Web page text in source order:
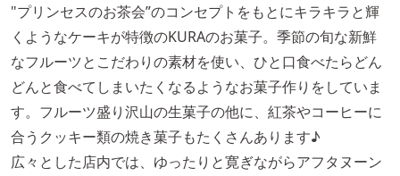
"プリンセスのお茶会”のコンセプトをもとにキラキラと輝
くようなケーキが特徴のKURAのお菓子。季節の旬な新鮮
なフルーツとこだわりの素材を使い、ひと口食べたらどん
どんと食べてしまいたくなるようなお菓子作りをしていま
す。フルーツ盛り沢山の生菓子の他に、紅茶やコーヒーに
合うクッキー類の焼き菓子もたくさんあります♪
広々とした店内では、ゆったりと寛ぎながらアフタヌーン